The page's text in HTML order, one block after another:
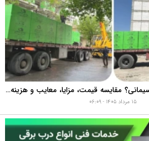
بلوک هبلکس یا بلوک سیمانی؟ مقایسه قیمت، مزایا، معایب و هزینه واقعی اجرای دیوار
۱۵ مرداد ۱۴۰۵ - ۰۶:۰۹